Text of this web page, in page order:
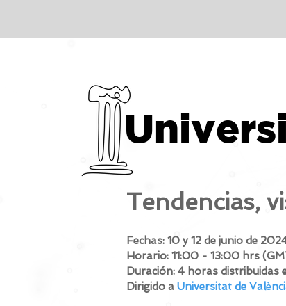
Tendencias,
Fechas: 10 y 12 de junio de
Horario: 11:00 - 13:00 hrs
Duración: 4 horas distribuidas
Dirigido a Universitat de Valè